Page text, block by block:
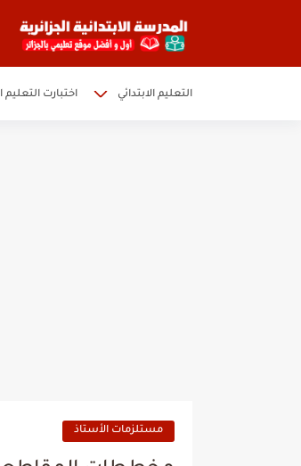
التعليم الابتدائي اختبارت التعليم
مستلزمات الأستاذ